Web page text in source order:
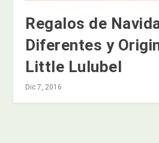
Regalos de
Diferentes y
Little Lulubel
Dic 7, 2016